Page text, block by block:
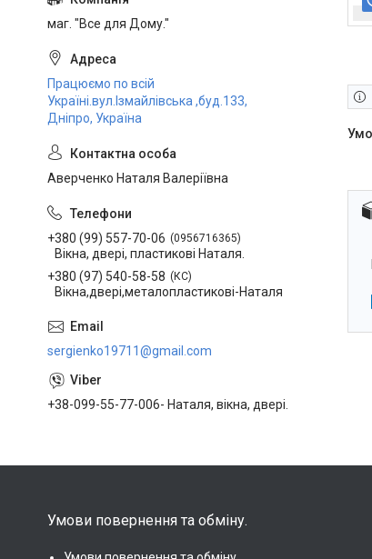
маг. "Все для Дому."
Працюємо по всій
Україні.вул.Ізмайлівська ,буд.133,
Дніпро, Україна
Аверченко Наталя Валеріївна
+380 (99) 557-70-06 0956716365
Вікна, двері, пластикові Наталя.
+380 (97) 540-58-58
КС
Вікна,двері,металопластикові-Наталя
sergienko19711@gmail.com
+38-099-55-77-006- Наталя, вікна, двері.
Умови повернення та обміну.